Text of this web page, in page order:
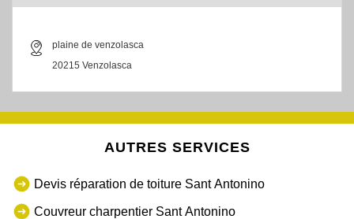
plaine de venzolasca
20215 Venzolasca
AUTRES SERVICES
Devis réparation de toiture Sant Antonino
Couvreur charpentier Sant Antonino